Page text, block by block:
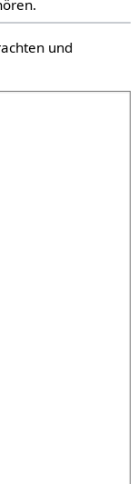
und